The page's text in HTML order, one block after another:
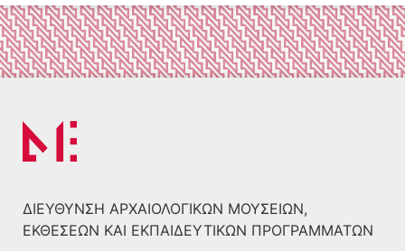
ΔΙΕΎΘΥΝΣΗ ΑΡΧΑΙΟΛΟΓΙΚΏΝ ΜΟΥΣΕΊΩΝ,
ΕΚΘΈΣΕΩΝ ΚΑΙ ΕΚΠΑΙΔΕΥΤΙΚΏΝ ΠΡΟΓΡΑΜΜΆΤΩΝ